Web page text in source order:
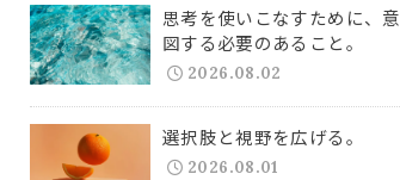
思考を使いこなすために、意
図する必要のあること。
2026.08.02
選択肢と視野を広げる。
2026.08.01